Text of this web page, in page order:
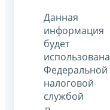
Данная
информация
будет
использована
Федеральной
налоговой
службой